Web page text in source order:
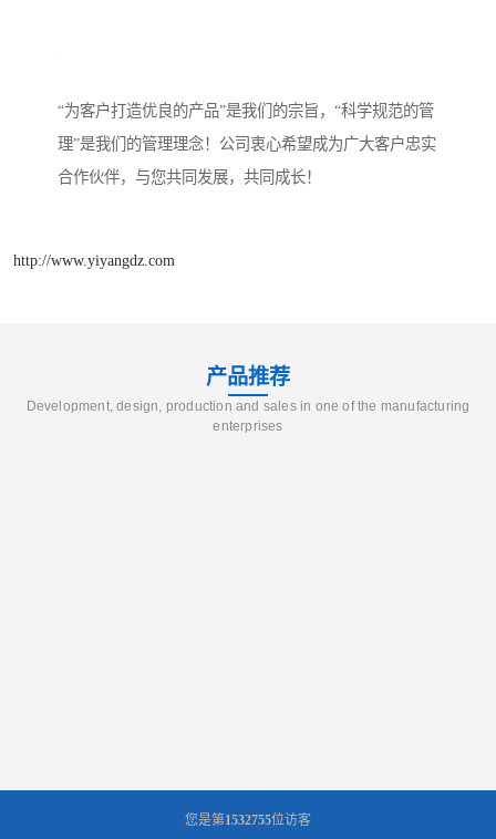
“为客户打造优良的产品”是我们的宗旨，“科学规范的管
理”是我们的管理理念！公司衷心希望成为广大客户忠实
合作伙伴，与您共同发展，共同成长！
http://www.yiyangdz.com
产品推荐
Development, design, production and sales in one of the manufacturing
enterprises
您是第1532755位访客